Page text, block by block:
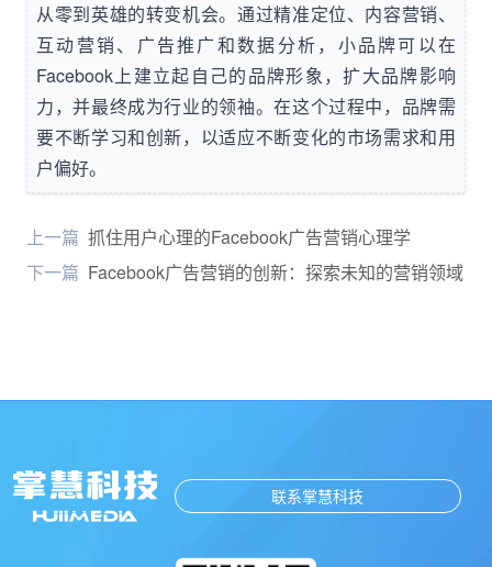
从零到英雄的转变机会。通过精准定位、内容营销、
互动营销、广告推广和数据分析，小品牌可以在
Facebook上建立起自己的品牌形象，扩大品牌影响
力，并最终成为行业的领袖。在这个过程中，品牌需
要不断学习和创新，以适应不断变化的市场需求和用
户偏好。
上一篇 抓住用户心理的Facebook广告营销心理学
下一篇 Facebook广告营销的创新：探索未知的营销领域
联系掌慧科技